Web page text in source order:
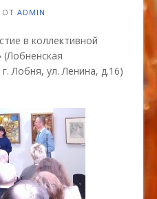
ОТ ADMIN
в коллективной
(Лобненская
Лобня, ул. Ленина, д.16)